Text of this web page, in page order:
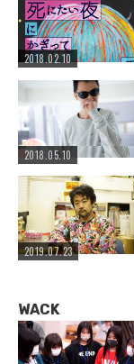
2018.02.10
2018.05.10
2019.07.23
WACK